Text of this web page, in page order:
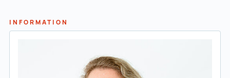
INFORMATION